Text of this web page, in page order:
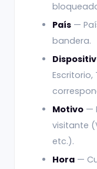
País —
bandera.
Motivo —
visitante
etc.).
Hora —